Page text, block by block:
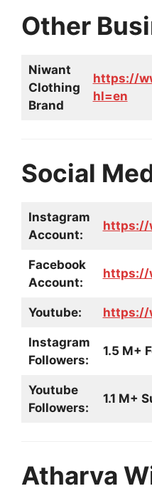
Other
Niwant
Clothing
Brand
https://
hl=en
Social
Instagram
Account:
https://
Facebook
Account:
https://
Youtube: https://
Instagram
Followers:
1.5 M+
Youtube
Followers:
1.1 M+
Atharva